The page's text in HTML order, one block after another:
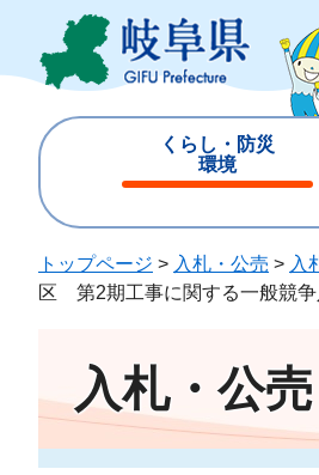
ジ
ュ
くらし・防災
環境
じ
トップページ > 入札・公売 > 入
区 第2期工事に関する一般競争
入札・公売